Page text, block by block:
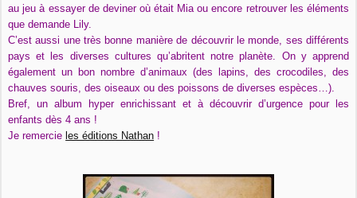
au jeu à essayer de deviner où était Mia ou encore retrouver les éléments
que demande Lily.
C’est aussi une très bonne manière de découvrir le monde, ses différents
pays et les diverses cultures qu’abritent notre planète. On y apprend
également un bon nombre d’animaux (des lapins, des crocodiles, des
chauves souris, des oiseaux ou des poissons de diverses espèces…).
Bref, un album hyper enrichissant et à découvrir d’urgence pour les
enfants dès 4 ans !
Je remercie les éditions Nathan !